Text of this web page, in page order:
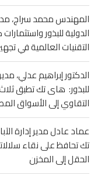
المهندس محمد سراج،
الدولية للبذور
التقنيات العالمية في
الدكتور إبراهيم عدلي،
للبذور: هاى تك تطبق
التقاوي إلى الأسواق
عماد عادل مدير إدارة
تك تحافظ على نقاء
الحقل إلى المخزن